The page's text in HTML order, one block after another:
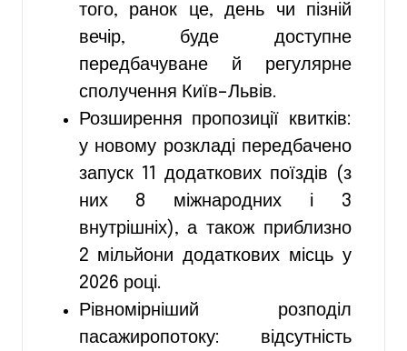
того, ранок це, день чи пізній
вечір, буде доступне
передбачуване й регулярне
сполучення Київ–Львів.
Розширення пропозиції квитків:
у новому розкладі передбачено
запуск 11 додаткових поїздів (з
них 8 міжнародних і 3
внутрішніх), а також приблизно
2 мільйони додаткових місць у
2026 році.
Рівномірніший розподіл
пасажиропотоку: відсутність